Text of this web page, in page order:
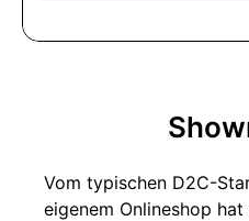
Vom typischen D2C-
eigenem Onlineshop